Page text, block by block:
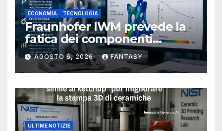
ECONOMIA TECNOLOGIA
Fraunhofer IWM prevede la
fatica dei componenti
metallici stampati in 3D
AGOSTO 6, 2026 FANTASY
ULTIME NOTIZIE